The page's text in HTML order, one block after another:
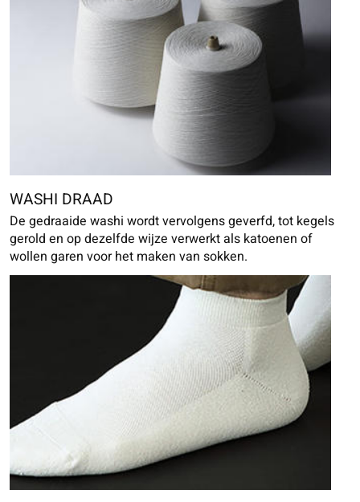
WASHI DRAAD
De gedraaide washi wordt vervolgens geverfd, tot kegels
gerold en op dezelfde wijze verwerkt als katoenen of
wollen garen voor het maken van sokken.